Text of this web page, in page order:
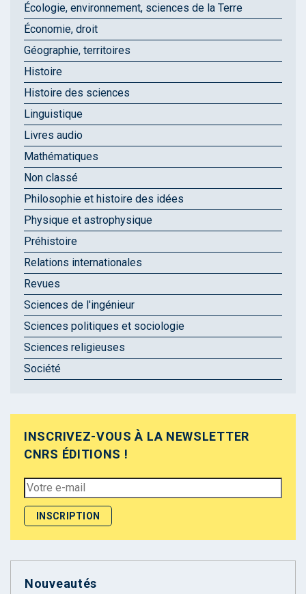
Écologie, environnement, sciences de la Terre
Économie, droit
Géographie, territoires
Histoire
Histoire des sciences
Linguistique
Livres audio
Mathématiques
Non classé
Philosophie et histoire des idées
Physique et astrophysique
Préhistoire
Relations internationales
Revues
Sciences de l'ingénieur
Sciences politiques et sociologie
Sciences religieuses
Société
INSCRIVEZ-VOUS À LA NEWSLETTER
CNRS ÉDITIONS !
Nouveautés